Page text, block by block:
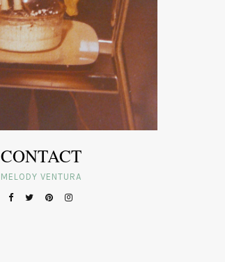
CONTACT
MELODY VENTURA